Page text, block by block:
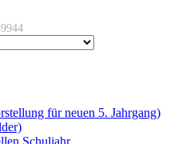
für neuen 5. Jahrgang)
Schuljahr